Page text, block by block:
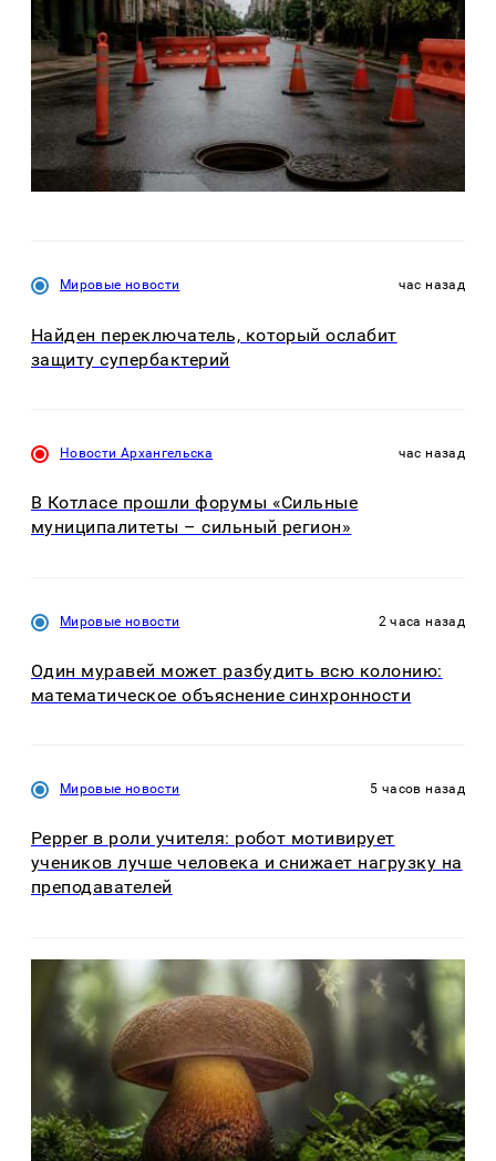
Мировые новости час назад
Найден переключатель, который ослабит
защиту супербактерий
Новости Архангельска час назад
В Котласе прошли форумы «Сильные
муниципалитеты – сильный регион»
Мировые новости 2 часа назад
Один муравей может разбудить всю колонию:
математическое объяснение синхронности
Мировые новости 5 часов назад
Pepper в роли учителя: робот мотивирует
учеников лучше человека и снижает нагрузку на
преподавателей